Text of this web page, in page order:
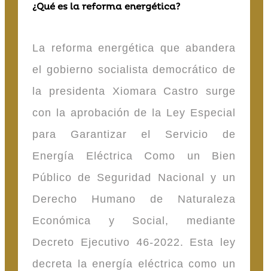
¿Qué es la reforma energética?
La reforma energética que abandera
el gobierno socialista democrático de
la presidenta Xiomara Castro surge
con la aprobación de la Ley Especial
para Garantizar el Servicio de
Energía Eléctrica Como un Bien
Público de Seguridad Nacional y un
Derecho Humano de Naturaleza
Económica y Social, mediante
Decreto Ejecutivo 46-2022. Esta ley
decreta la energía eléctrica como un